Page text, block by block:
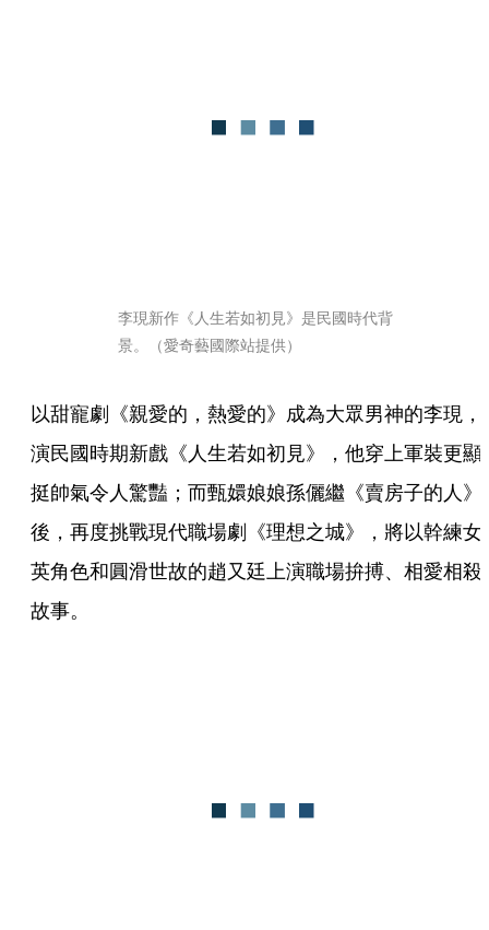
李現新作《人生若如初見》是民國時代背
景。（愛奇藝國際站提供）
以甜寵劇《親愛的，熱愛的》成為大眾男神的李現，
演民國時期新戲《人生若如初見》，他穿上軍裝更顯
挺帥氣令人驚豔；而甄嬛娘娘孫儷繼《賣房子的人》
後，再度挑戰現代職場劇《理想之城》，將以幹練女
英角色和圓滑世故的趙又廷上演職場拚搏、相愛相殺
故事。